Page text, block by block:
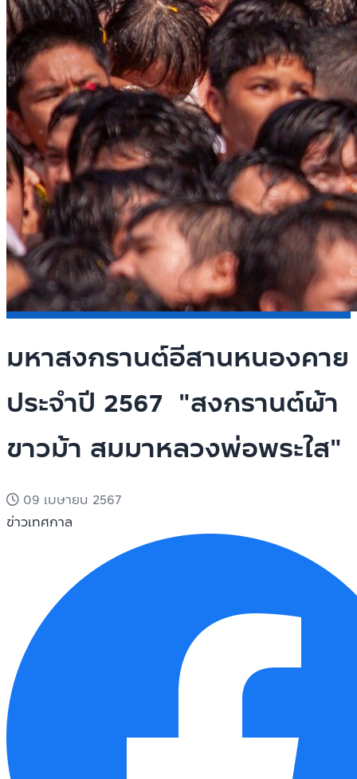
มหาสงกรานต์อีสานหนองคาย
ประจำปี 2567 "สงกรานต์ผ้า
ขาวม้า สมมาหลวงพ่อพระใส"
09 เมษายน 2567
ข่าวเทศกาล